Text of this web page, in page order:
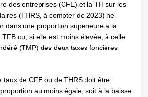
des entreprises (CFE) et la TH sur les
(THRS, à compter de 2023) ne
dans une proportion supérieure à la
TFB ou, si elle est moins élevée, à celle
(TMP) des deux taxes foncières
taux de CFE ou de THRS doit être
au moins égale, soit à la baisse